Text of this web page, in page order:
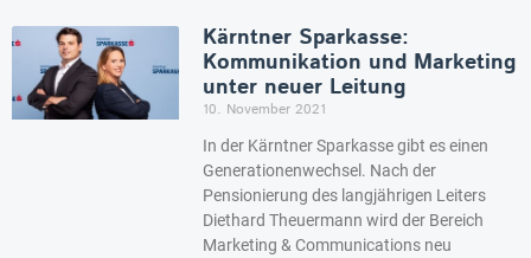
Kärntner Sparkasse:
Kommunikation und Marketing
unter neuer Leitung
10. November 2021
In der Kärntner Sparkasse gibt es einen
Generationenwechsel. Nach der
Pensionierung des langjährigen Leiters
Diethard Theuermann wird der Bereich
Marketing & Communications neu